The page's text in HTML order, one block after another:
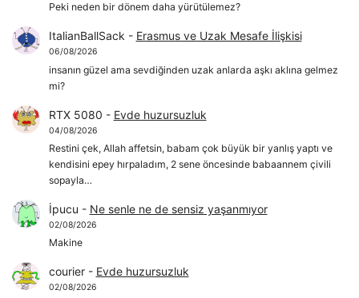
Peki neden bir dönem daha yürütülemez?
ItalianBallSack - Erasmus ve Uzak Mesafe İlişkisi
06/08/2026
insanın güzel ama sevdiğinden uzak anlarda aşkı aklına gelmez
mi?
RTX 5080 - Evde huzursuzluk
04/08/2026
Restini çek, Allah affetsin, babam çok büyük bir yanlış yaptı ve
kendisini epey hırpaladım, 2 sene öncesinde babaannem çivili
sopayla…
İpucu - Ne senle ne de sensiz yaşanmıyor
02/08/2026
Makine
courier- Evde huzursuzluk
02/08/2026